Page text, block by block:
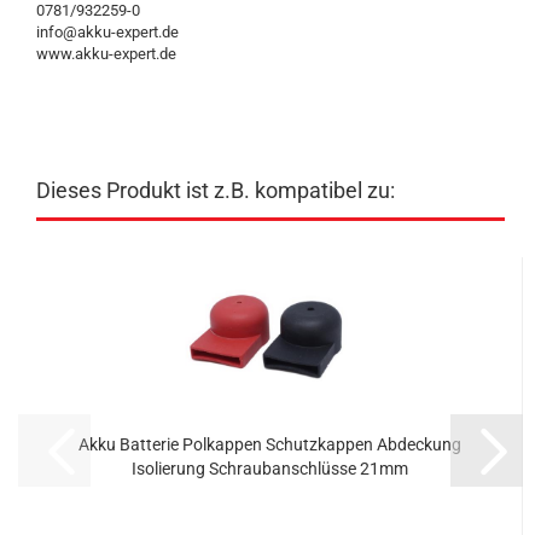
0781/932259-0
info@akku-expert.de
www.akku-expert.de
Dieses Produkt ist z.B. kompatibel zu:
Akku Batterie Polkappen Schutzkappen Abdeckung
Isolierung Schraubanschlüsse 21mm